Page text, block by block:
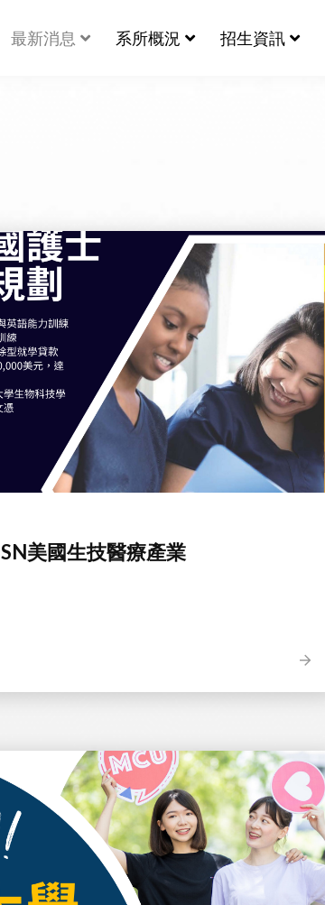
最新消息 系所概況 招生資訊
美國生技醫療產業